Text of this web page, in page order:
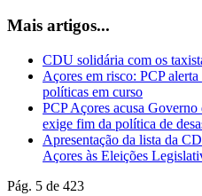
Mais artigos...
CDU solidária com os
Açores em risco: PCP
políticas em curso
PCP Açores acusa
exige fim da política de
Apresentação da lista da
Açores às Eleições
Pág. 5 de 423